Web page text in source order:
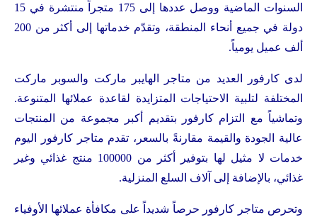
السنوات الماضية ووصل عددها إلى 175 متجراً منتشرة في 15
دولة في جميع أنحاء المنطقة، وتقدّم خدماتها إلى أكثر من 200
ألف عميل يومياً.
لدى كارفور العديد من متاجر الهايبر ماركت والسوبر ماركت
المختلفة لتلبية الاحتياجات المتزايدة لقاعدة عملائها المتنوعة.
وتماشياً مع التزام كارفور بتقديم أكبر مجموعة من المنتجات
عالية الجودة والقيمة مقارنةً بالسعر، تقدم متاجر كارفور اليوم
خدمات لا مثيل لها بتوفير أكثر من 100000 منتج غذائي وغير
غذائي، بالإضافة إلى آلاف السلع المنزلية.
وتحرص متاجر كارفور حرصاً شديداً على مكافأة عملائها الأوفياء